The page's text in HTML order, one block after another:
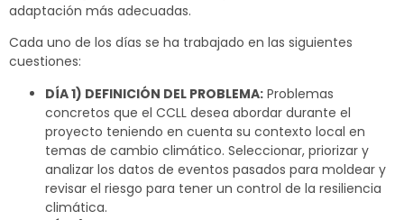
adaptación más adecuadas.
Cada uno de los días se ha trabajado en las siguientes
cuestiones:
DÍA 1) DEFINICIÓN DEL PROBLEMA: Problemas
concretos que el CCLL desea abordar durante el
proyecto teniendo en cuenta su contexto local en
temas de cambio climático. Seleccionar, priorizar y
analizar los datos de eventos pasados para moldear y
revisar el riesgo para tener un control de la resiliencia
climática.